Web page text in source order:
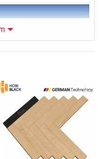
Black Cốt Đen 8mm
nghiệp cốt đen
IXPE
-9%